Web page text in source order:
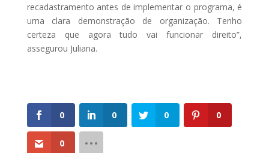
recadastramento antes de implementar o programa, é
uma clara demonstração de organização. Tenho
certeza que agora tudo vai funcionar direito”,
assegurou Juliana.
0 0 0 0
0